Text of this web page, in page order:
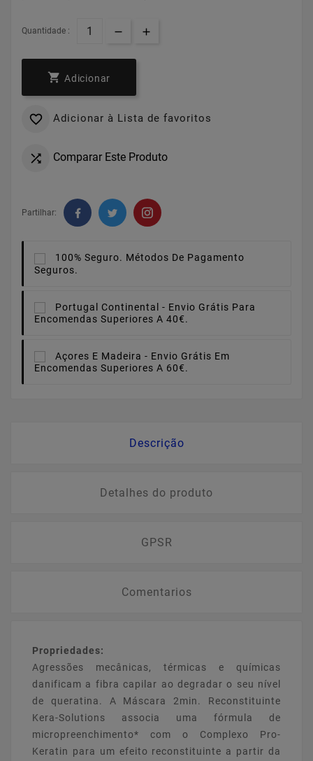
Quantidade :
 Adicionar
 Adicionar à Lista de favoritos
 Comparar Este Produto
Partilhar:
100% Seguro. Métodos De Pagamento
Seguros.
Portugal Continental - Envio Grátis Para
Encomendas Superiores A 40€.
Açores E Madeira - Envio Grátis Em
Encomendas Superiores A 60€.
Descrição
Detalhes do produto
GPSR
Comentarios
Propriedades:
Agressões mecânicas, térmicas e químicas
danificam a fibra capilar ao degradar o seu nível
de queratina. A Máscara 2min. Reconstituinte
Kera-Solutions associa uma fórmula de
micropreenchimento* com o Complexo Pro-
Keratin para um efeito reconstituinte a partir da